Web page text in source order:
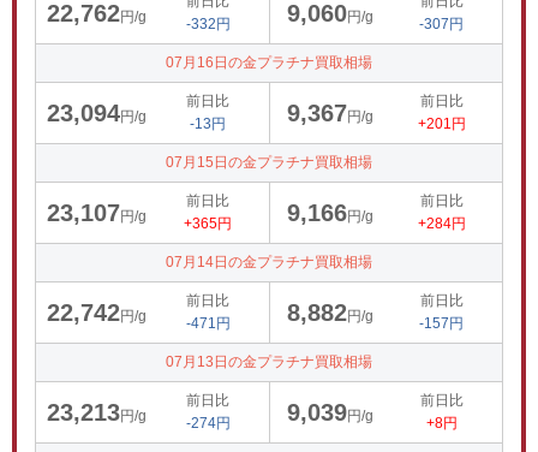
22,762円/g
-332円
9,060円/g
-307円
07月16日の金プラチナ買取相場
23,094円/g
前日比
-13円
9,367円/g
前日比
+201円
07月15日の金プラチナ買取相場
23,107円/g
前日比
+365円
9,166円/g
前日比
+284円
07月14日の金プラチナ買取相場
22,742円/g
前日比
-471円
8,882円/g
前日比
-157円
07月13日の金プラチナ買取相場
23,213円/g
前日比
-274円
9,039円/g
前日比
+8円